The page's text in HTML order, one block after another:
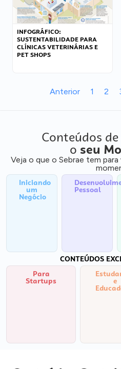
INFOGRÁFICO:
SUSTENTABILIDADE PARA
CLÍNICAS VETERINÁRIAS E
PET SHOPS
Anterior 1 2
Conteúdos
o seu
Veja o que o Sebrae tem
Iniciando
um
Negócio
Pessoal
CONTEÚDOS
Para
Startups e